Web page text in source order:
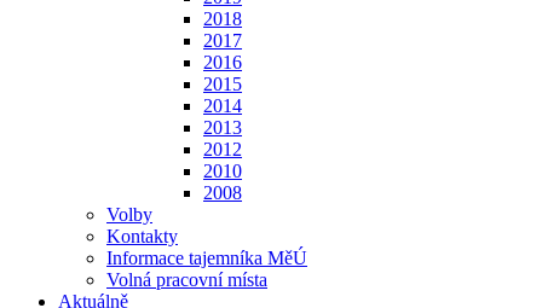
2018
2017
2016
2015
2014
2013
2012
2010
2008
Volby
Kontakty
Informace tajemníka MěÚ
Volná pracovní místa
Aktuálně